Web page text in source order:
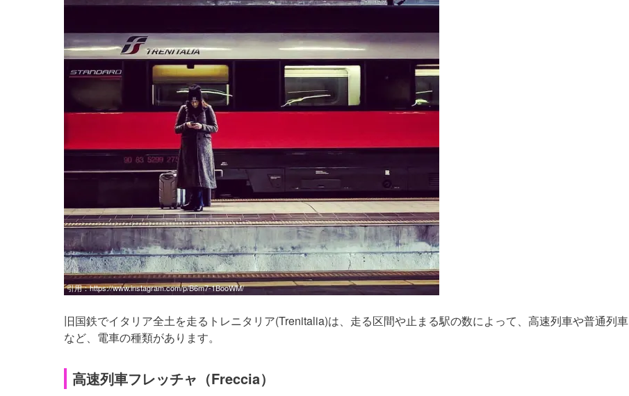
引用：https://www.instagram.com/p/B6m7-1BooWM/
旧国鉄でイタリア全土を走るトレニタリア(Trenitalia)は、走る区間や止まる駅の数によって、高速列車や普通列車
など、電車の種類があります。
高速列車フレッチャ（Freccia）